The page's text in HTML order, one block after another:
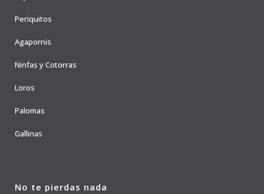
Periquitos
Agapornis
Ninfas y Cotorras
Loros
Palomas
Gallinas
No te pierdas nada